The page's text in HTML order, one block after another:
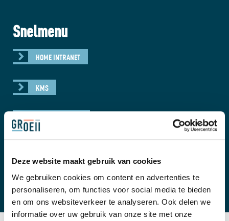
Deze website maakt gebruik van cookies
We gebruiken cookies om content en advertenties te
personaliseren, om functies voor social media te bieden
en om ons websiteverkeer te analyseren. Ook delen we
informatie over uw gebruik van onze site met onze
Snelmenu
HOME INTRANET
KMS
INWERKTRAJECT
AANVULLENDE INFORMATIE